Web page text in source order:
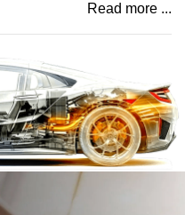
Read more ...